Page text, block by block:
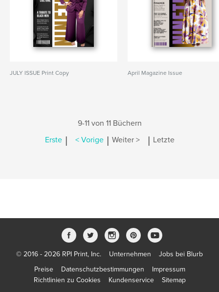
JULY ISSUE Print Copy April Magazine Issue
9-11 von 11 Büchern
Erste | < Vorige | Weiter > | Letzte
© 2016 - 2026 RPI Print, Inc. Unternehmen
Jobs bei Blurb
Preise
Datenschutzbestimmungen
Impressum
Richtlinien zu Cookies
Kundenservice Sitemap